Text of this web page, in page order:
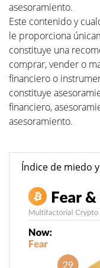
asesoramiento.
Este contenido y
le proporciona
constituye una
comprar, vender o
financiero o
constituye
financiero,
asesoramiento.
Índice de miedo